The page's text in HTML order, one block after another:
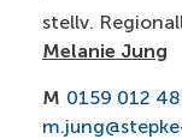
stellv.
Melanie Jung
M 0159 012